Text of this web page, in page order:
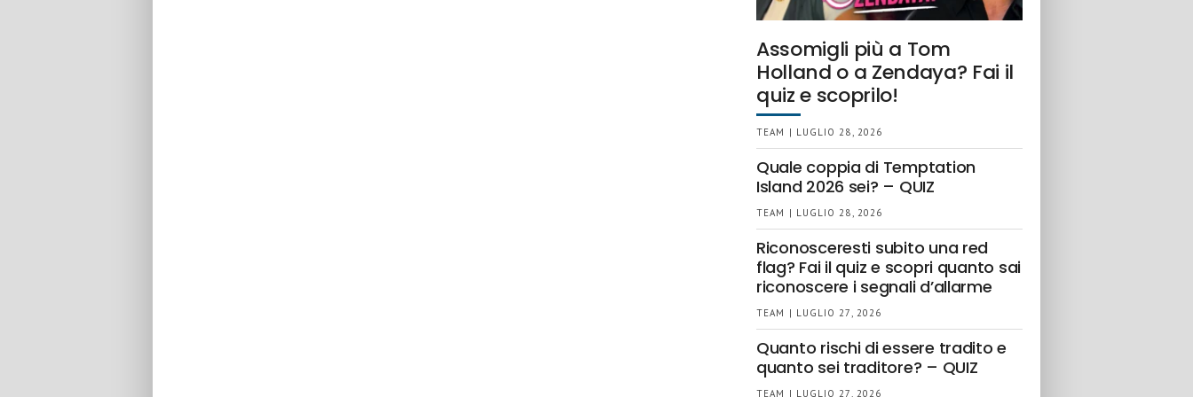
Assomigli più a Tom
Holland o a Zendaya? Fai il
quiz e scoprilo!
TEAM | LUGLIO 28, 2026
Quale coppia di Temptation
Island 2026 sei? – QUIZ
TEAM | LUGLIO 28, 2026
Riconosceresti subito una red
flag? Fai il quiz e scopri quanto sai
riconoscere i segnali d’allarme
TEAM | LUGLIO 27, 2026
Quanto rischi di essere tradito e
quanto sei traditore? – QUIZ
TEAM | LUGLIO 27, 2026